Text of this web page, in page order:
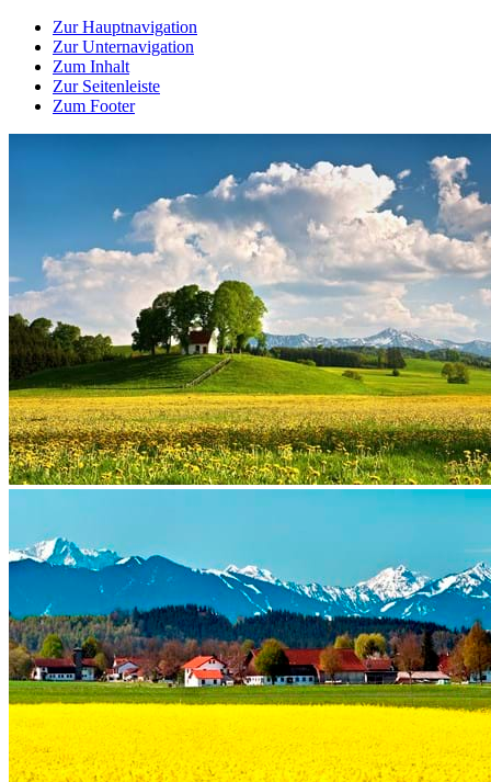
Zur Hauptnavigation
Zur Unternavigation
Zum Inhalt
Zur Seitenleiste
Zum Footer